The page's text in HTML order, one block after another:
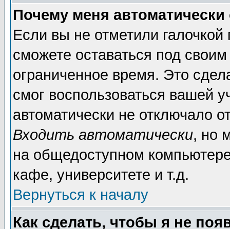
Почему меня автоматически
Если вы не отметили галочкой
сможете оставаться под
ограниченное время. Это
смог воспользоваться вашей
автоматически не отключало
Входить автоматически, но
на общедоступном
кафе, университете и т.д.
Вернуться к началу
Как сделать, чтобы я не